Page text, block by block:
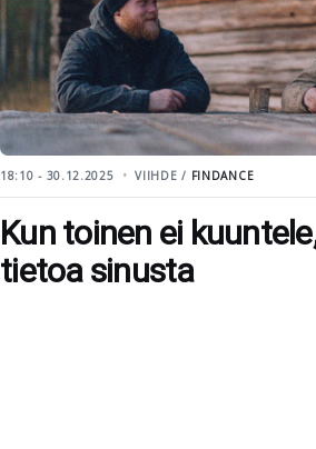
18:10 - 30.12.2025 VIIHDE / FINDANCE
Kun toinen ei
tietoa sinusta